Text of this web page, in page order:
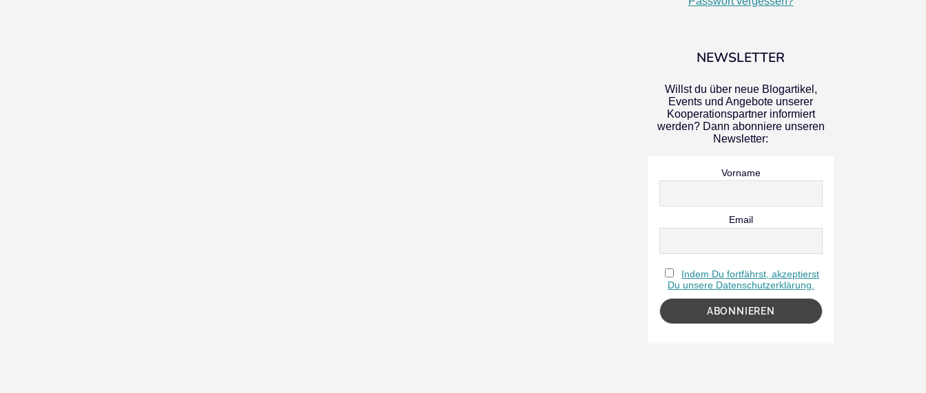
NEWSLETTER
Willst du über neue Blogartikel,
Events und Angebote unserer
Kooperationspartner informiert
werden? Dann abonniere unseren
Newsletter:
Vorname
Email
Indem Du fortfährst, akzeptierst
Du unsere Datenschutzerklärung.